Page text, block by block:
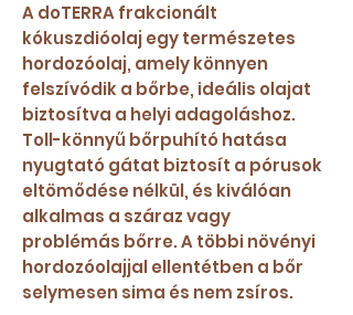
A doTERRA frakcionált
kókuszdióolaj egy természetes
hordozóolaj, amely könnyen
felszívódik a bőrbe, ideális olajat
biztosítva a helyi adagoláshoz.
Toll-könnyű bőrpuhító hatása
nyugtató gátat biztosít a pórusok
eltömődése nélkül, és kiválóan
alkalmas a száraz vagy
problémás bőrre. A többi növényi
hordozóolajjal ellentétben a bőr
selymesen sima és nem zsíros.